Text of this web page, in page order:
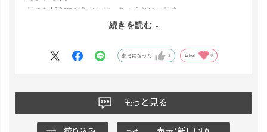
長さも162cmの私としは、ちょうどいい長さ
続きを読む
参考になった 1 Like! 0
もっと見る